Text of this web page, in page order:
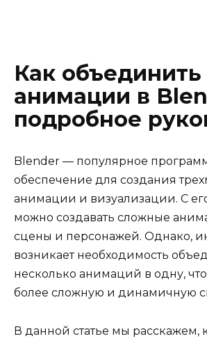
Как объединить
анимации в
подробное
Blender — популярное
обеспечение для создания
анимации и визуализации. С
можно создавать сложные
сцены и персонажей. Однако,
возникает необходимость
несколько анимаций в одну,
более сложную и динамичную
В данной статье мы расскажем,